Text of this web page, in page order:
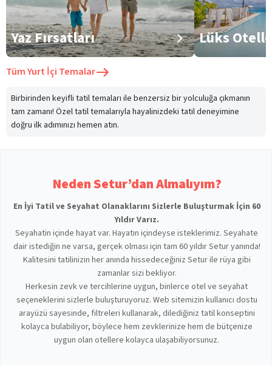
Yaz Fırsatları Lüks
TümYurt İçi Temalar
Birbirinden keyifli tatil temaları ile benzersiz bir yolculuğa çıkmanın
tam zamanı! Özel tatil temalarıyla hayalinizdeki tatil deneyimine
doğru ilk adımınızı hemen atın.
Neden Setur’dan Almalıyım?
En İyi Tatil ve Seyahat Olanaklarını Sizlerle Buluşturmak İçin 60
Yıldır Varız.
Seyahatin içinde hayat var. Hayatın içindeyse isteklerimiz. Seyahate
dair istediğin ne varsa, gerçek olması için tam 60 yıldır Setur yanında!
Kalitesini tatilinizin her anında hissedeceğiniz Setur ile rüya gibi
zamanlar sizi bekliyor.
Herkesin zevk ve tercihlerine uygun, binlerce otel ve seyahat
seçeneklerini sizlerle buluşturuyoruz. Web sitemizin kullanıcı dostu
arayüzü sayesinde, filtreleri kullanarak, dilediğiniz tatil konseptini
kolayca bulabiliyor, böylece hem zevklerinize hem de bütçenize
uygun olan otellere kolayca ulaşabiliyorsunuz.